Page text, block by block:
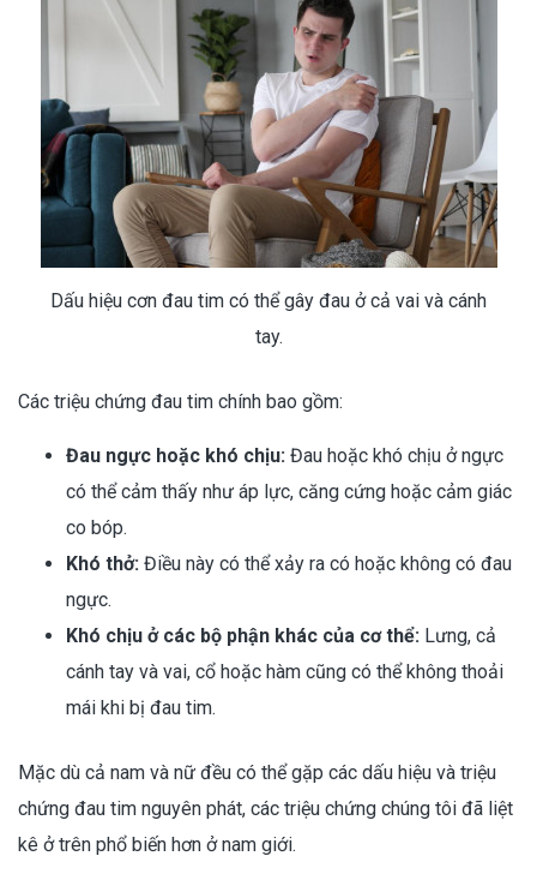
Dấu hiệu cơn đau tim có thể gây đau ở cả vai và cánh
tay.
Các triệu chứng đau tim chính bao gồm:
Đau ngực hoặc khó chịu: Đau hoặc khó chịu ở ngực
có thể cảm thấy như áp lực, căng cứng hoặc cảm giác
co bóp.
Khó thở: Điều này có thể xảy ra có hoặc không có đau
ngực.
Khó chịu ở các bộ phận khác của cơ thể: Lưng, cả
cánh tay và vai, cổ hoặc hàm cũng có thể không thoải
mái khi bị đau tim.
Mặc dù cả nam và nữ đều có thể gặp các dấu hiệu và triệu
chứng đau tim nguyên phát, các triệu chứng chúng tôi đã liệt
kê ở trên phổ biến hơn ở nam giới.